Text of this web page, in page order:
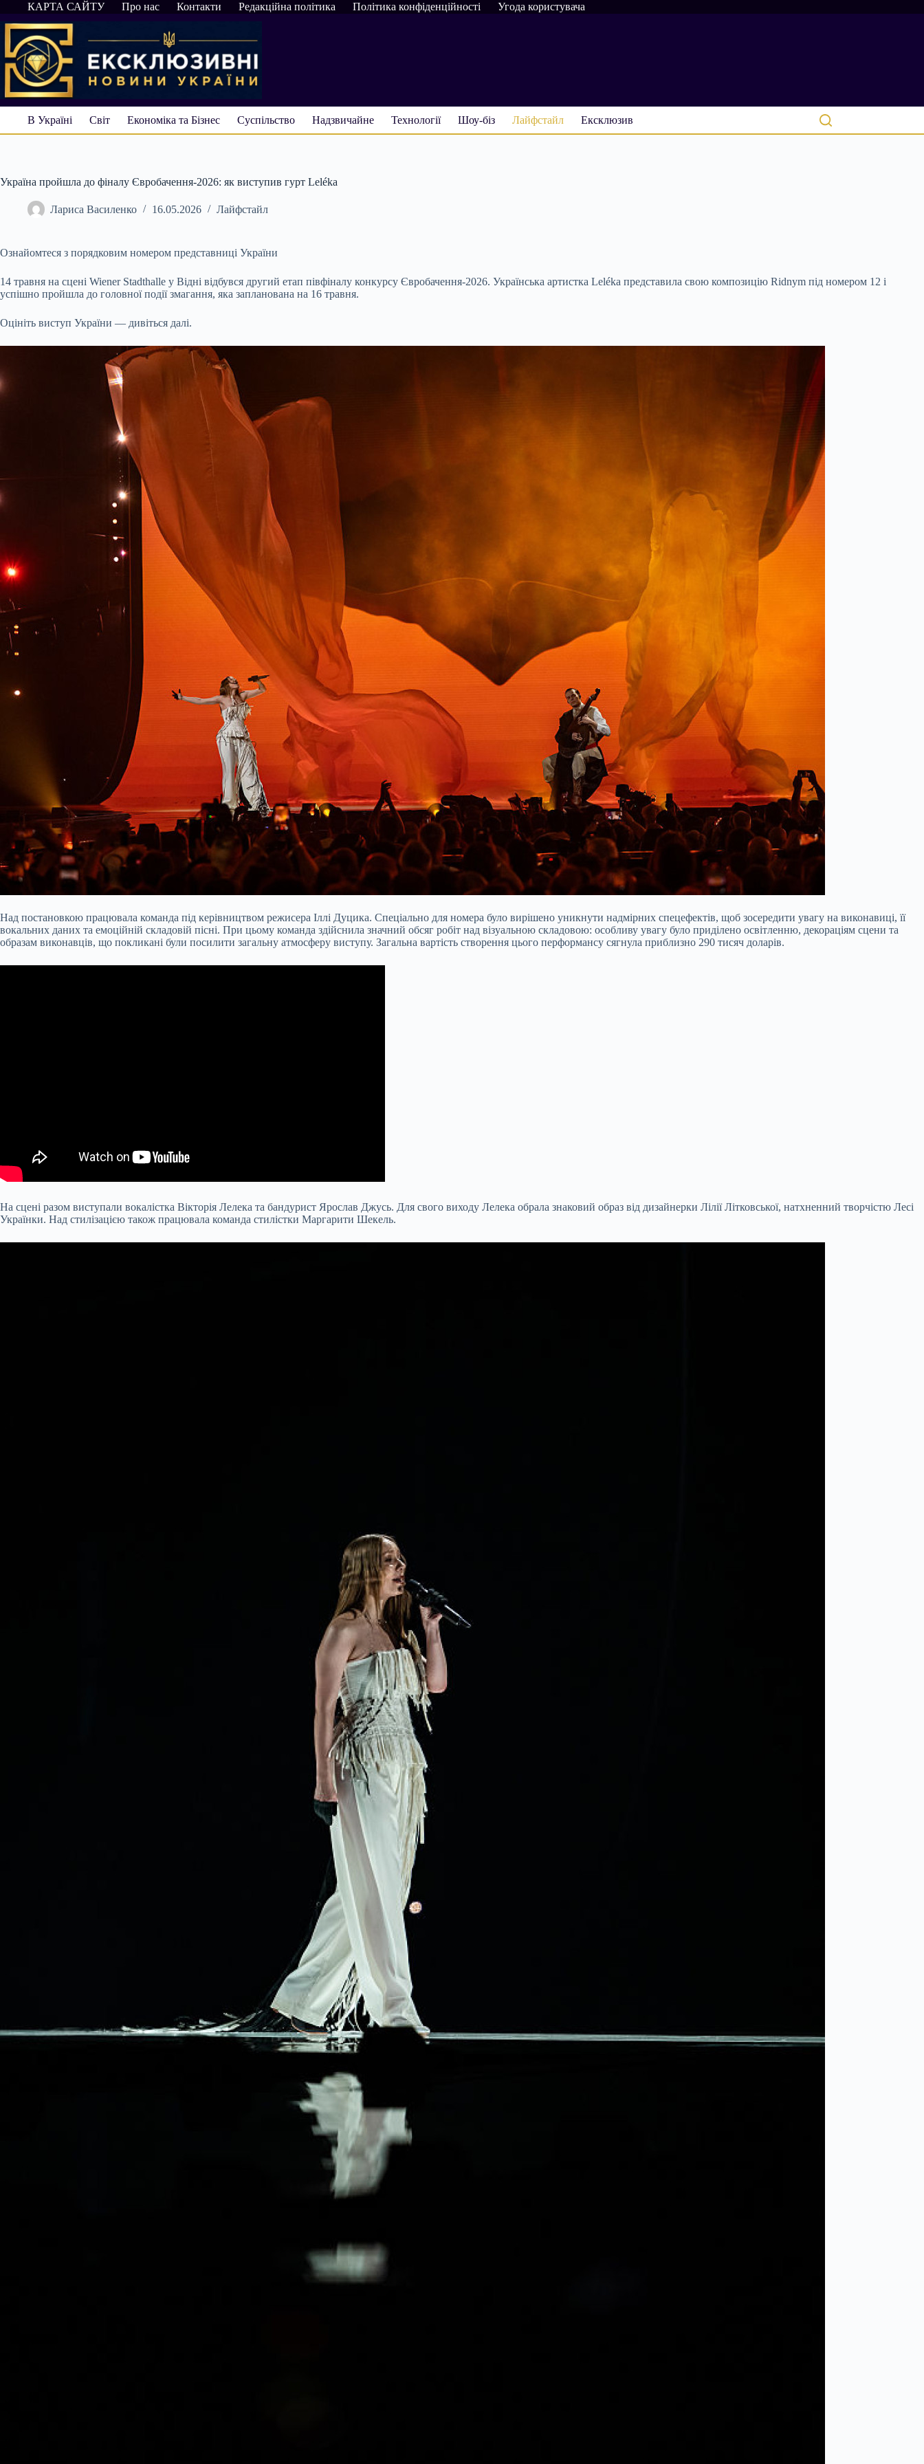
Перейти
до
вмісту
КАРТА САЙТУ Про нас Контакти Редакційна політика Політика конфіденційності Угода користувача
В Україні Світ Економіка та Бізнес Суспільство Надзвичайне Технології Шоу-біз Лайфстайл Ексклюзив
Україна пройшла до фіналу Євробачення-2026: як виступив гурт Leléka
Лариса Василенко 16.05.2026 Лайфстайл
Ознайомтеся з порядковим номером представниці України
14 травня на сцені Wiener Stadthalle у Відні відбувся другий етап півфіналу конкурсу Євробачення-2026. Українська артистка Leléka представила свою композицію Ridnym під номером 12 і
успішно пройшла до головної події змагання, яка запланована на 16 травня.
Оцініть виступ України — дивіться далі.
Над постановкою працювала команда під керівництвом режисера Іллі Дуцика. Спеціально для номера було вирішено уникнути надмірних спецефектів, щоб зосередити увагу на виконавиці, її
вокальних даних та емоційній складовій пісні. При цьому команда здійснила значний обсяг робіт над візуальною складовою: особливу увагу було приділено освітленню, декораціям сцени та
образам виконавців, що покликані були посилити загальну атмосферу виступу. Загальна вартість створення цього перформансу сягнула приблизно 290 тисяч доларів.
На сцені разом виступали вокалістка Вікторія Лелека та бандурист Ярослав Джусь. Для свого виходу Лелека обрала знаковий образ від дизайнерки Лілії Літковської, натхненний творчістю Лесі
Українки. Над стилізацією також працювала команда стилістки Маргарити Шекель.